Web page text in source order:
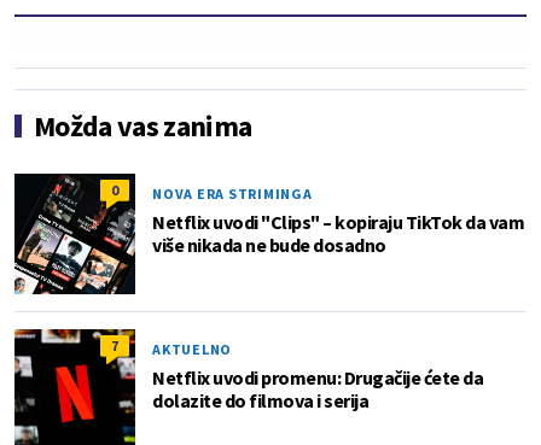
Možda vas zanima
0 NOVA ERA STRIMINGA
Netflix uvodi "Clips" – kopiraju TikTok da vam
više nikada ne bude dosadno
7 AKTUELNO
Netflix uvodi promenu: Drugačije ćete da
dolazite do filmova i serija